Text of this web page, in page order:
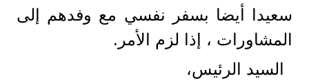
سعيدا أيضا بسفر نفسي مع وفدهم إلى
المشاورات ، إذا لزم الأمر.
السيد الرئيس،